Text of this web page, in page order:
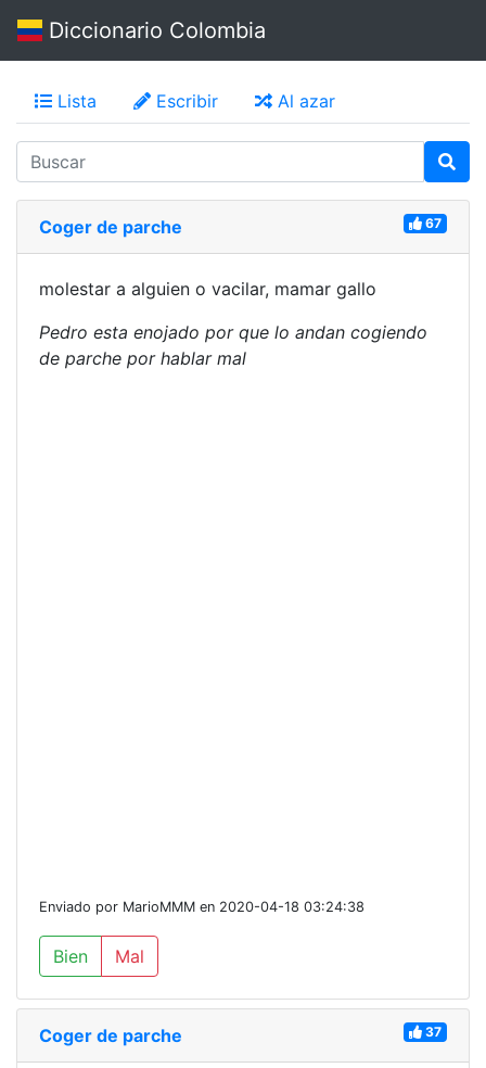
Diccionario Colombia
Lista Escribir Al azar
Coger de parche 67
molestar a alguien o vacilar, mamar gallo
Pedro esta enojado por que lo andan cogiendo
de parche por hablar mal
Enviado por MarioMMM en 2020-04-18 03:24:38
Bien Mal
Coger de parche 37